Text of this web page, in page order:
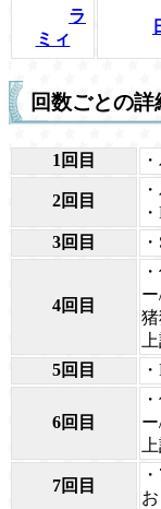
ラ
ミィ
回数ごとの詳
1回目
2回目
3回目
4回目
5回目
6回目
7回目